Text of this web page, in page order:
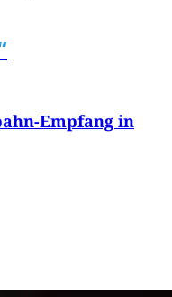
Empfang in